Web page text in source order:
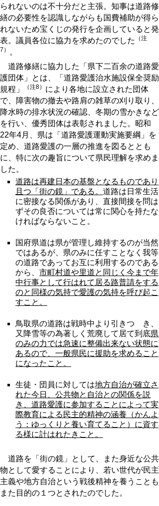
られないのは不十分だと主張。知事は道路修
繕の必要性を認識しながらも国費補助が得ら
れないため宝くじの発行を企画していると発
表。議員各位に協力を求めたのでした
（注
7）
。
道路修繕に協力した「県下二百余の道路愛
護団体」とは、「道路愛護治水施設保全奨励
規程」
（注8） により各地に設立された団体
で、障害物の撤去や路肩の雑草の刈り取り、
降水時の排水状況の確認、冬期の雪かきなど
を行い、優秀団体は表彰されました。昭和
22年4月、県は「道路愛護運動実施要綱」を
定め、道路愛護の一層の推進を図るととも
に、特に次の趣旨について県民理解を求めま
した。
道路は再建日本の基盤となるものであり
且つ「街の鏡」である。道路は日常生活
に密接なる関係があり、直接間接を問は
ずその良否については常に関心を持たな
ければならないこと。
国府県道は県が管理し維持するのが当然
ではあるが、県のみに任すことなく我等
の道路であってお互に利用するのである
から、市町村道や里道と同じく今まで年
中行事として行はれて居る路普請をする
のと同様の気持で愛護の気持を呼び起こ
すこと。
鳥取県の道路は戦時中より引きつゞき、
又降雪等の為著しく荒廃して居て到底県
のみの力では急速に整備出来ない状態に
あるので、一般県民に援助を求めること
になったこと。
生徒・団員に対しては地方自治が確立さ
れた今日、公共物と自治との関係を説
き、道路愛護に参加することによって実
際教育による民主的精神の涵養（かんよ
う：ゆっくりと養い育てること）に資す
る様に計はれたきこと。
道路を「街の鏡」として、また身近な公共
物として愛することにより、若い世代が民主
主義や地方自治という戦後精神を養うことも
また目的の１つとされたのでした。